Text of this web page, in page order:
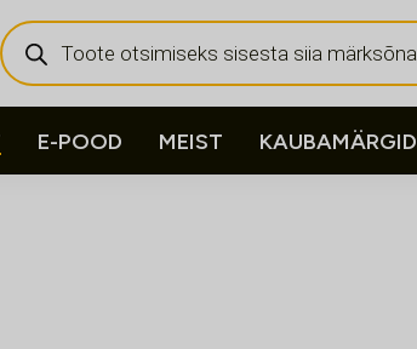
Products
search
E-POOD MEIST KAUBAMÄRGID